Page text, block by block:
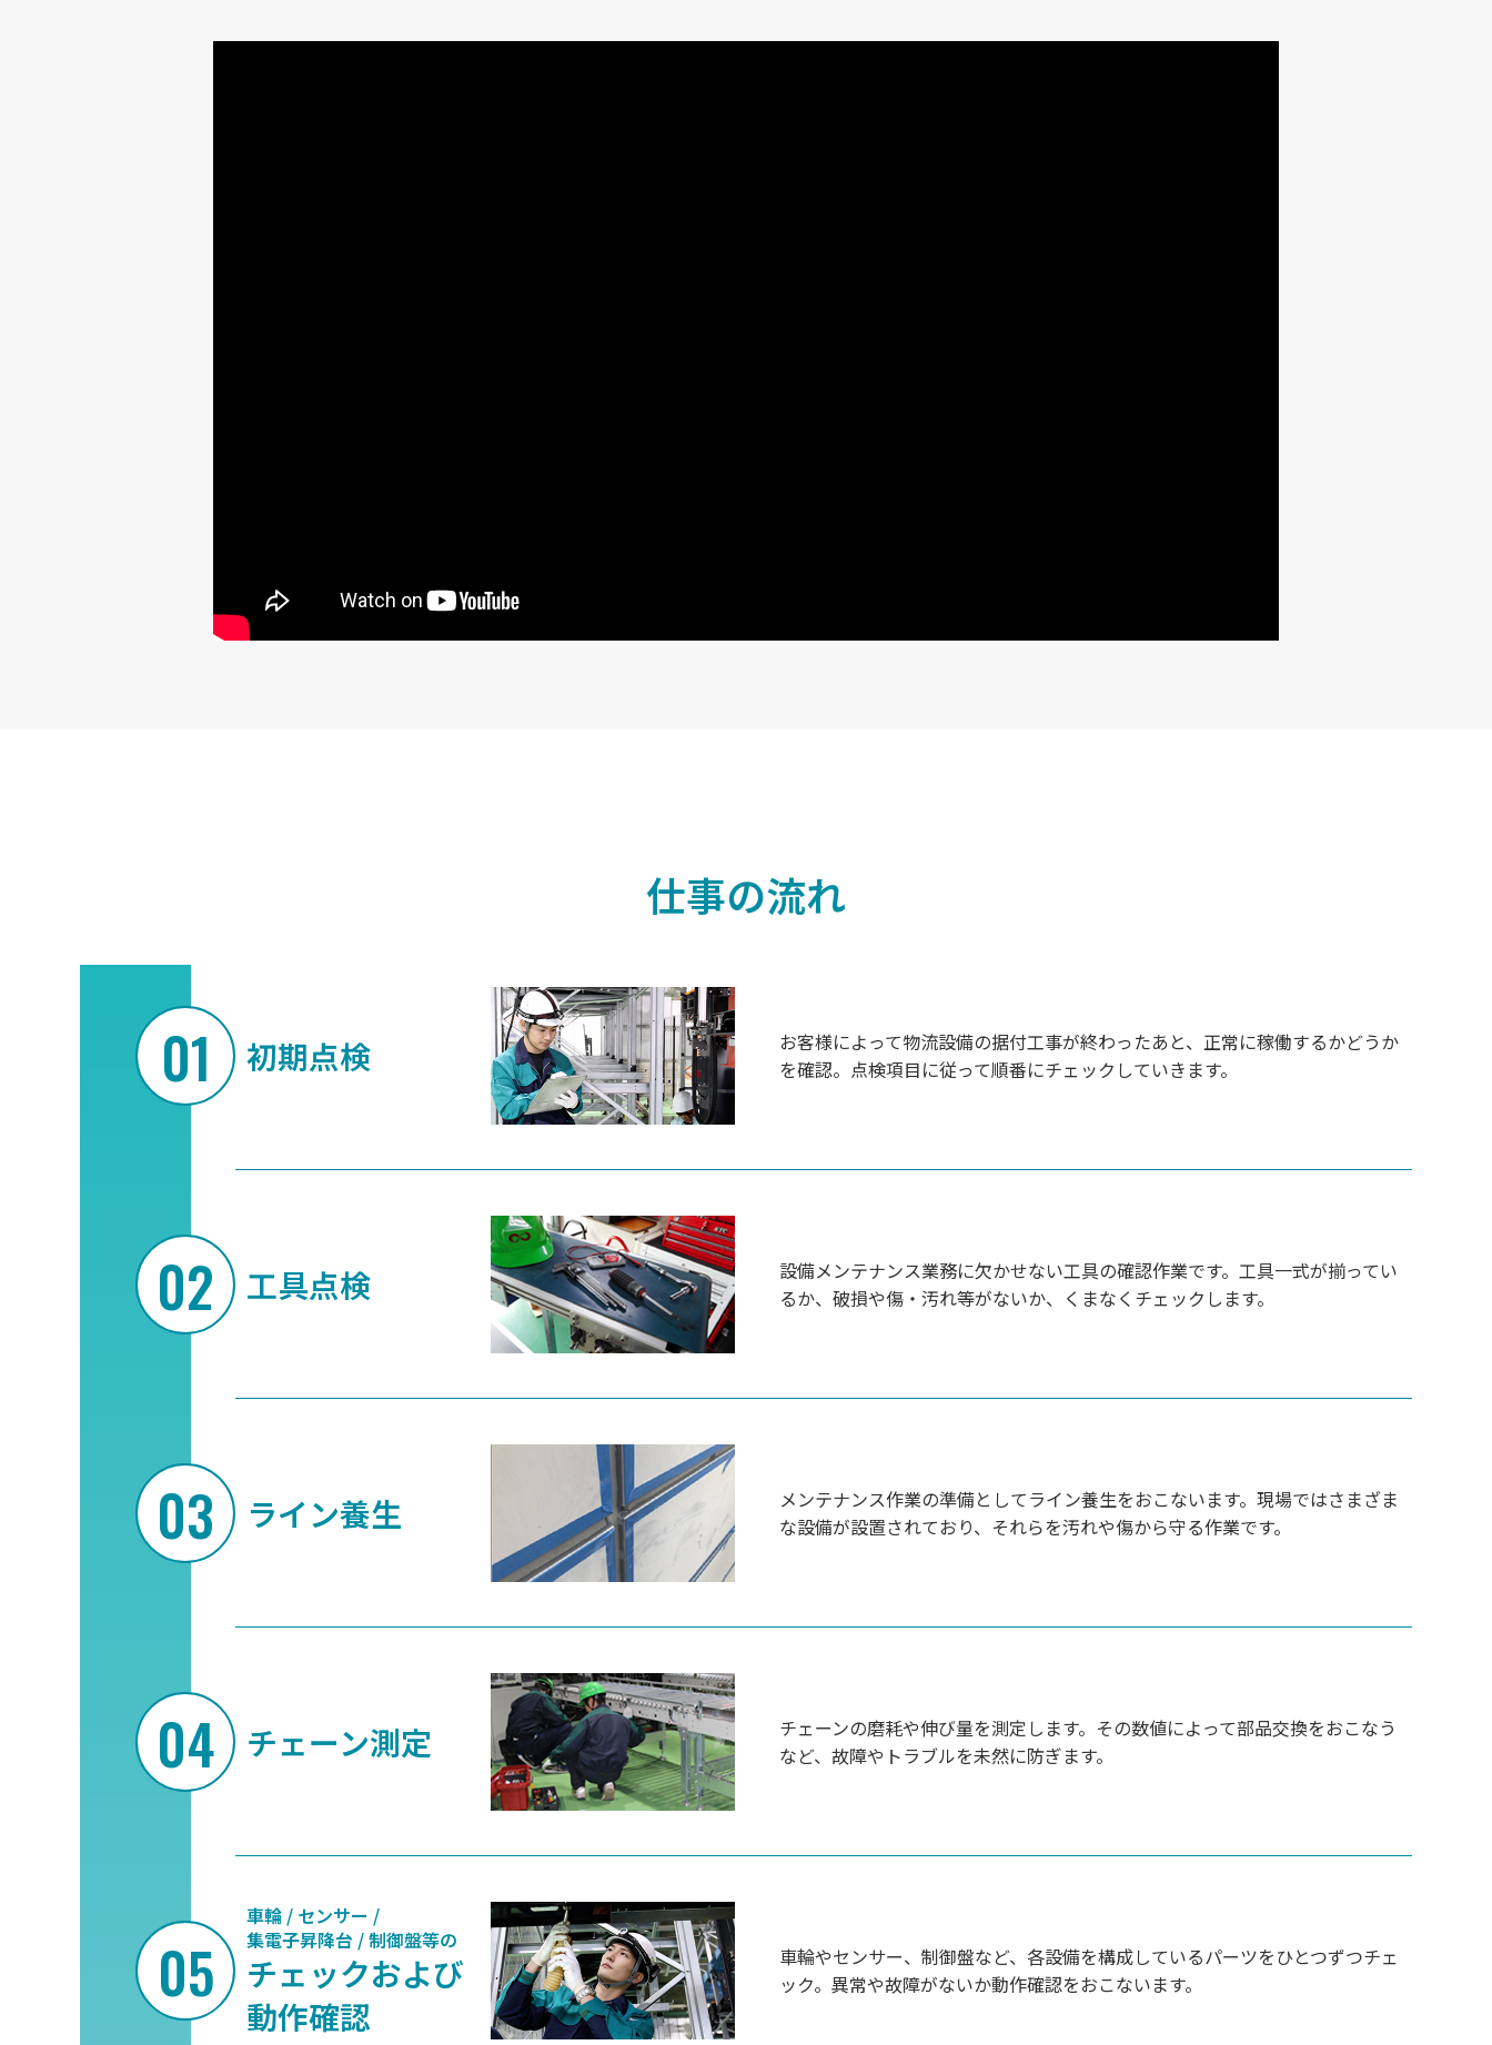
仕事の流れ
初期点検
お客様によって物流設備の据付工事が終わったあと、正常に稼働するかどうか
を確認。点検項目に従って順番にチェックしていきます。
工具点検
設備メンテナンス業務に欠かせない工具の確認作業です。工具一式が揃ってい
るか、破損や傷・汚れ等がないか、くまなくチェックします。
ライン養生
メンテナンス作業の準備としてライン養生をおこないます。現場ではさまざま
な設備が設置されており、それらを汚れや傷から守る作業です。
チェーン測定
チェーンの磨耗や伸び量を測定します。その数値によって部品交換をおこなう
など、故障やトラブルを未然に防ぎます。
車輪 / センサー /
集電子昇降台 /制御盤等の
チェックおよび
動作確認
車輪やセンサー、制御盤など、各設備を構成しているパーツをひとつずつチェ
ック。異常や故障がないか動作確認をおこないます。